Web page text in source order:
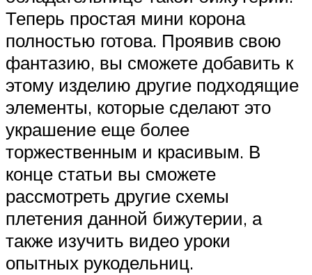
Теперь простая мини корона
полностью готова. Проявив свою
фантазию, вы сможете добавить к
этому изделию другие подходящие
элементы, которые сделают это
украшение еще более
торжественным и красивым. В
конце статьи вы сможете
рассмотреть другие схемы
плетения данной бижутерии, а
также изучить видео уроки
опытных рукодельниц.